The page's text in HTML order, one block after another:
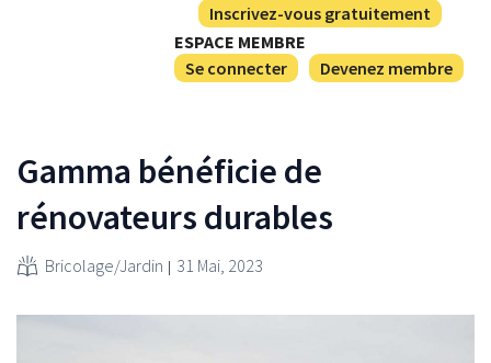
Inscrivez-vous gratuitement
ESPACE MEMBRE
Se connecter
Devenez membre
Gamma bénéficie de
rénovateurs durables
Bricolage/Jardin 31 Mai, 2023